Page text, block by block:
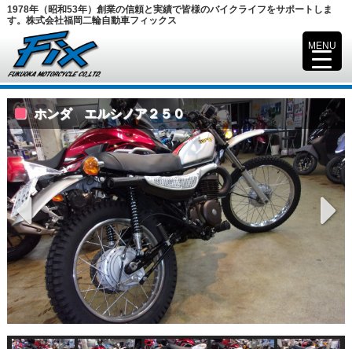
1978年（昭和53年）創業の信頼と実績で皆様のバイクライフをサポートしま
す。株式会社福岡二輪自動車フィックス
ホンダ エルシノア２５０
MENU
▼